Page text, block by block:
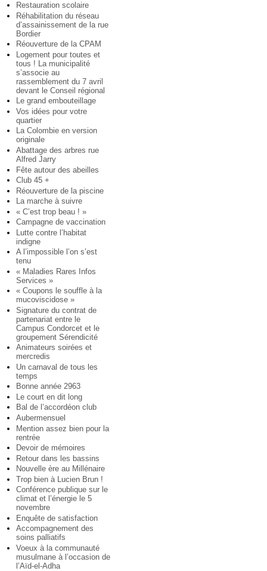
Restauration scolaire
Réhabilitation du réseau
d’assainissement de la rue
Bordier
Réouverture de la CPAM
Logement pour toutes et
tous ! La municipalité
s’associe au
rassemblement du 7 avril
devant le Conseil régional
Le grand embouteillage
Vos idées pour votre
quartier
La Colombie en version
originale
Abattage des arbres rue
Alfred Jarry
Fête autour des abeilles
Club 45 +
Réouverture de la piscine
La marche à suivre
« C’est trop beau ! »
Campagne de vaccination
Lutte contre l’habitat
indigne
A l’impossible l’on s’est
tenu
« Maladies Rares Infos
Services »
« Coupons le souffle à la
mucoviscidose »
Signature du contrat de
partenariat entre le
Campus Condorcet et le
groupement Sérendicité
Animateurs soirées et
mercredis
Un carnaval de tous les
temps
Bonne année 2963
Le court en dit long
Bal de l’accordéon club
Aubermensuel
Mention assez bien pour la
rentrée
Devoir de mémoires
Retour dans les bassins
Nouvelle ère au Millénaire
Trop bien à Lucien Brun !
Conférence publique sur le
climat et l’énergie le 5
novembre
Enquête de satisfaction
Accompagnement des
soins palliatifs
Voeux à la communauté
musulmane à l’occasion de
l’Aïd-el-Adha